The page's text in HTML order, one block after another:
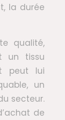
la durée
qualité,
un tissu
peut lui
un
secteur.
de